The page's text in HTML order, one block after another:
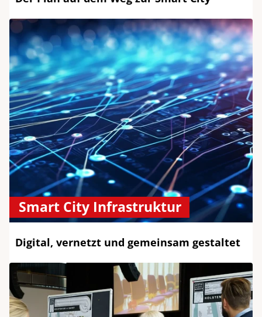
Smart City Infrastruktur
Digital, vernetzt und gemeinsam gestaltet